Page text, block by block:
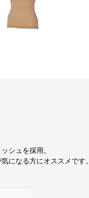
シュを採用。
になる方にオススメです。